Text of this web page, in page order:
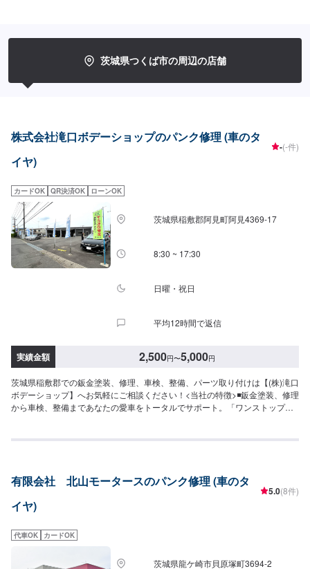
茨城県つくば市の周辺の店舗
株式会社滝口ボデーショップのパンク修理 (車のタ
イヤ)
-(-件)
カードOK QR決済OK ローンOK
茨城県稲敷郡阿見町阿見4369-17
8:30 ~ 17:30
日曜・祝日
平均12時間で返信
実績金額 2,500円〜5,000円
茨城県稲敷郡での鈑金塗装、修理、車検、整備、パーツ取り付けは【(株)滝口
ボデーショップ】へお気軽にご相談ください！<当社の特徴>◾鈑金塗装、修理
から車検、整備まであなたの愛車をトータルでサポート。「ワンストップ」
んでもお問い合わせください。◾プロの熟練の技が納得の仕上がりをお約束。
質への絶対の自信。とにかく安心してお任せください。<ご希望と条件に応じ
たパーソナルメニューを提案！>「技術的なクオリティの提供はもちろん、お
客様目線での最善のメニューと車輌価値をできる限り下げない処理をいかに
のニーズや条件に確実に応えることにこだわります。【1】オファーにてお問
い合わせ【2】お見積り【3】お見積りにご納得いただければ作業開始【4】
仕上がり次第納車-----納期について-----納期は通常30程度で納車となります。
有限会社 北山モータースのパンク修理 (車のタ
イヤ)
5.0(8件)
代車OK カードOK
茨城県龍ケ崎市貝原塚町3694-2